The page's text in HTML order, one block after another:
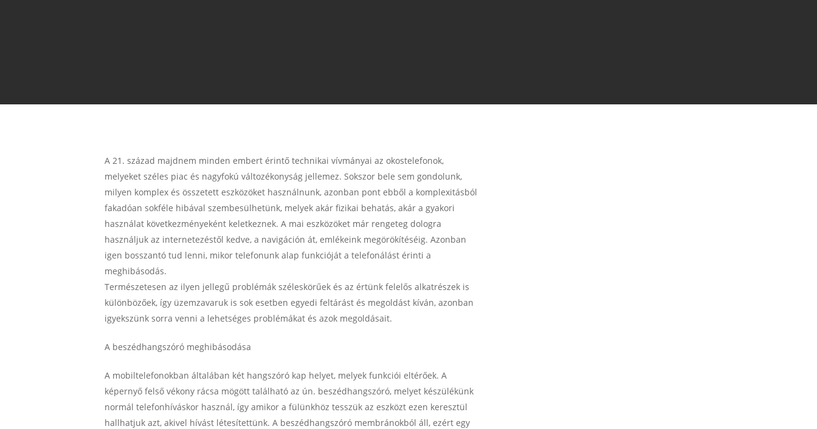
A 21. század majdnem minden embert érintő technikai vívmányai az okostelefonok,
melyeket széles piac és nagyfokú változékonyság jellemez. Sokszor bele sem gondolunk,
milyen komplex és összetett eszközöket használnunk, azonban pont ebből a komplexitásból
fakadóan sokféle hibával szembesülhetünk, melyek akár fizikai behatás, akár a gyakori
használat következményeként keletkeznek. A mai eszközöket már rengeteg dologra
használjuk az internetezéstől kedve, a navigáción át, emlékeink megörökítéséig. Azonban
igen bosszantó tud lenni, mikor telefonunk alap funkcióját a telefonálást érinti a
meghibásodás.
Természetesen az ilyen jellegű problémák széleskörűek és az értünk felelős alkatrészek is
különbözőek, így üzemzavaruk is sok esetben egyedi feltárást és megoldást kíván, azonban
igyekszünk sorra venni a lehetséges problémákat és azok megoldásait.
A beszédhangszóró meghibásodása
A mobiltelefonokban általában két hangszóró kap helyet, melyek funkciói eltérőek. A
képernyő felső vékony rácsa mögött található az ún. beszédhangszóró, melyet készülékünk
normál telefonhíváskor használ, így amikor a fülünkhöz tesszük az eszközt ezen keresztül
hallhatjuk azt, akivel hívást létesítettünk. A beszédhangszóró membránokból áll, ezért egy